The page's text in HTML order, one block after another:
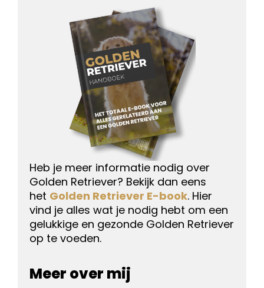
Heb je meer informatie nodig over
Golden Retriever? Bekijk dan eens
het Golden Retriever E-book. Hier
vind je alles wat je nodig hebt om een
gelukkige en gezonde Golden Retriever
op te voeden.
Meer over mij